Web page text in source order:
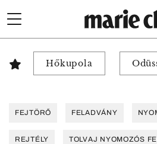
Hőkupola
FEJTÖRŐ FELADVÁNY
REJTÉLY TOLVAJ NYOMOZÓS